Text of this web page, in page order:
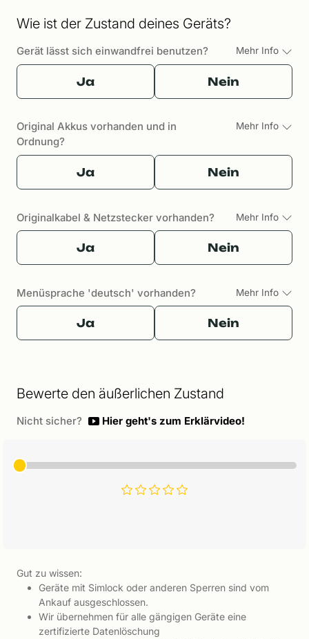
Wie ist der Zustand deines Geräts?
Gerät lässt sich einwandfrei benutzen? Mehr Info
Ja Nein
Original Akkus vorhanden und in
Ordnung?
Mehr Info
Ja Nein
Originalkabel & Netzstecker vorhanden? Mehr Info
Ja Nein
Menüsprache 'deutsch' vorhanden? Mehr Info
Ja Nein
Bewerte den äußerlichen Zustand
Nicht sicher? Hier geht's zum Erklärvideo!
Gut zu wissen:
Geräte mit Simlock oder anderen Sperren sind vom
Ankauf ausgeschlossen.
Wir übernehmen für alle gängigen Geräte eine
zertifizierte Datenlöschung